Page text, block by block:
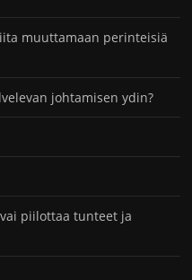
muuttamaan perinteisiä
johtamisen ydin?
piilottaa tunteet ja